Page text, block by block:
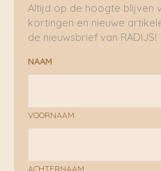
Altijd op de hoogte blijven
kortingen en nieuwe
de nieuwsbrief van RADIJS!
NAAM
VOORNAAM
ACHTERNAAM